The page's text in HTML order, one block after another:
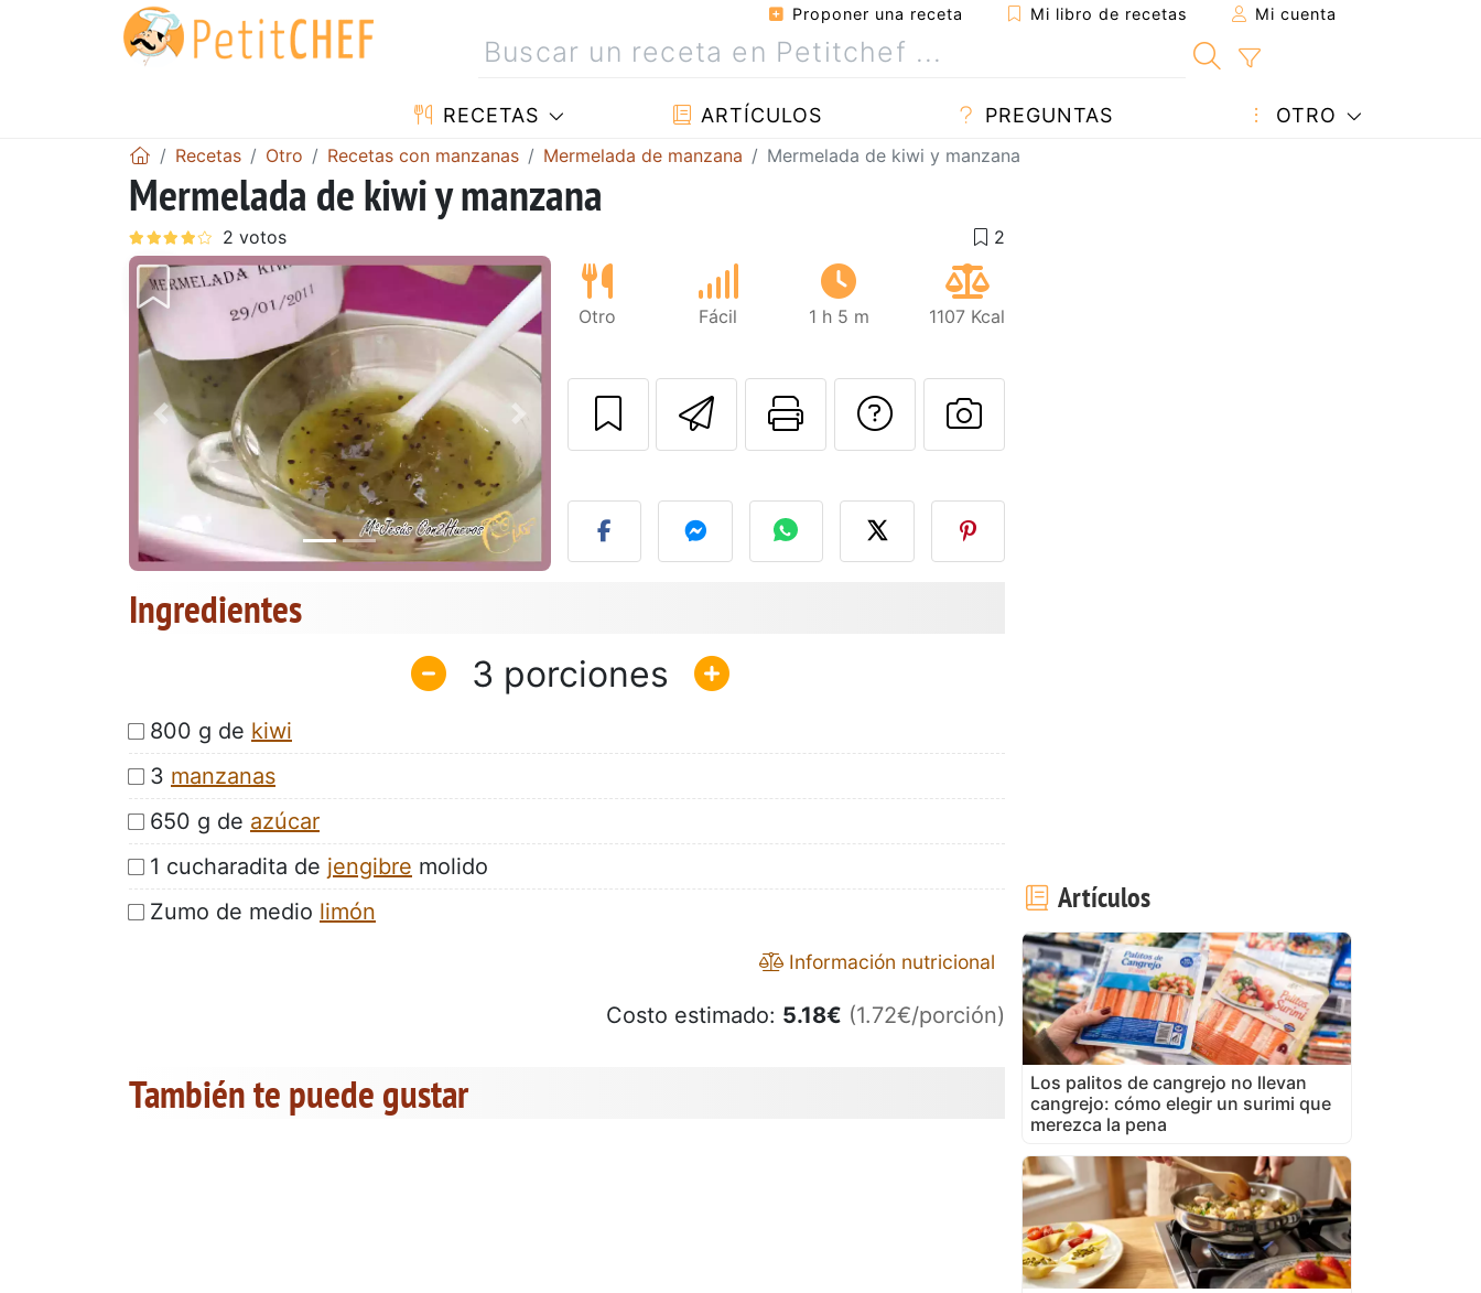
Proponer una receta Mi libro de recetas Mi cuenta
RECETAS ARTÍCULOS PREGUNTAS OTRO
Recetas Otro Recetas con manzanas Mermelada de manzana Mermelada de kiwi y manzana
Mermelada de kiwi y manzana
Anterior Siguiente
Otro Fácil 1 h 5 m 1107 Kcal
Enviar esta receta a un amigo
Imprimir esta página
Preguntar al autor
Publicar la foto de esta receta
Ingredientes
3
800 g de kiwi
3 manzanas
650 g de azúcar
1 cucharadita de jengibre molido
Zumo de medio limón
Información nutricional
Costo estimado: 5.18€ (1.72€/porción)
También te puede gustar
Artículos
Los palitos de cangrejo no llevan
cangrejo: cómo elegir un surimi que
merezca la pena